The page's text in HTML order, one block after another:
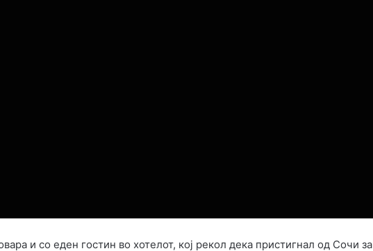
и со еден гостин во хотелот, кој рекол дека пристигнал од Сочи за